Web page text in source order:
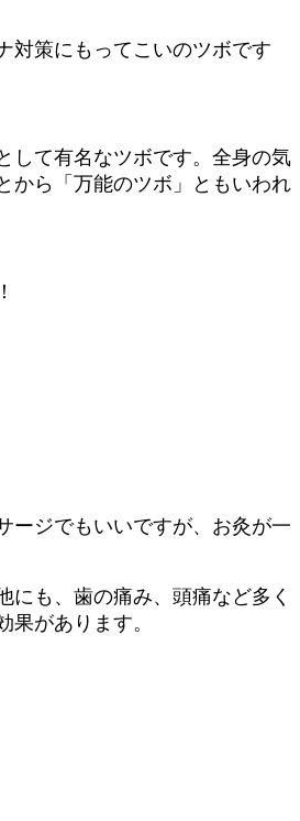
対策にもってこいのツボです
して有名なツボです。全身の気
から「万能のツボ」ともいわれ
ージでもいいですが、お灸が一
にも、歯の痛み、頭痛など多く
果があります。